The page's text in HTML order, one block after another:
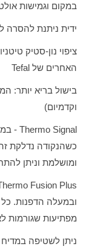
במקום וגמישות
ידית ניתנת להסרה
האחרים של Tefal
בישול בריא יותר:
וקדמיום)
Thermo Signal
-
כשהנקודה נדלקת
ומושלמת וניתן
Fusion Plus
ובמעלה הדפנות.
מפתיעות שגורמות
ניתן לשטיפה במדיח